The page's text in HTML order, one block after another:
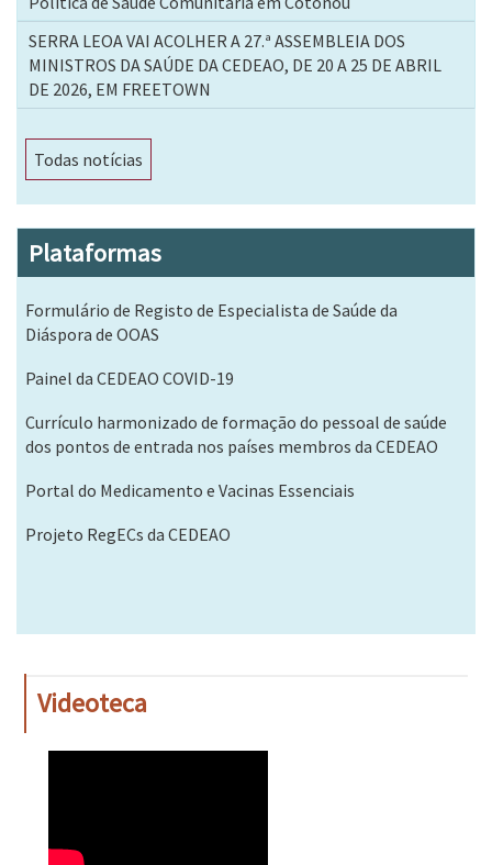
SERRA LEOA VAI ACOLHER A 27.ª ASSEMBLEIA DOS
MINISTROS DA SAÚDE DA CEDEAO, DE 20 A 25 DE ABRIL
DE 2026, EM FREETOWN
Todas notícias
Plataformas
Formulário de Registo de Especialista de Saúde da
Diáspora de OOAS
Painel da CEDEAO COVID-19
Currículo harmonizado de formação do pessoal de saúde
dos pontos de entrada nos países membros da CEDEAO
Portal do Medicamento e Vacinas Essenciais
Projeto RegECs da CEDEAO
Videoteca